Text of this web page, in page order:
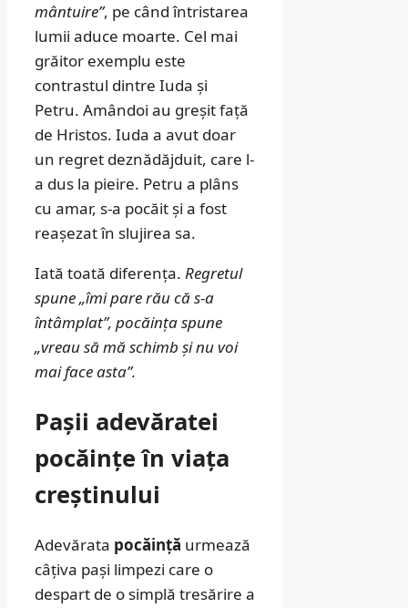
mântuire”, pe când întristarea
lumii aduce moarte. Cel mai
grăitor exemplu este
contrastul dintre Iuda și
Petru. Amândoi au greșit față
de Hristos. Iuda a avut doar
un regret deznădăjduit, care l-
a dus la pieire. Petru a plâns
cu amar, s-a pocăit și a fost
reașezat în slujirea sa.
Iată toată diferența. Regretul
spune „îmi pare rău că s-a
întâmplat”, pocăința spune
„vreau să mă schimb și nu voi
mai face asta”.
Pașii adevăratei
pocăințe în viața
creștinului
Adevărata pocăință urmează
câțiva pași limpezi care o
despart de o simplă tresărire a